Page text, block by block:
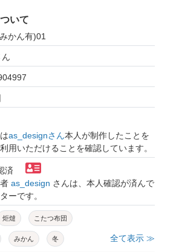
いて
かん有)01
ん
as_designさん本人が制作したことを
用いただけることを確認しています。
済
as_design さんは、本人確認が済んで
ーです。
炬燵 こたつ布団
みかん 冬 全て表示 ≫